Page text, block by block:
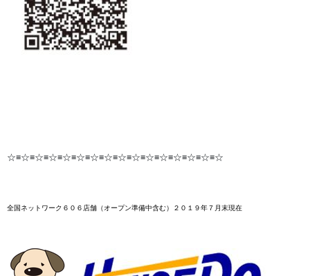
☆≡☆≡☆≡☆≡☆≡☆≡☆≡☆≡☆≡☆≡☆≡☆≡☆≡☆≡☆≡☆
全国ネットワーク６０６店舗 （オープン準備中含む）２０１９年７月末現在